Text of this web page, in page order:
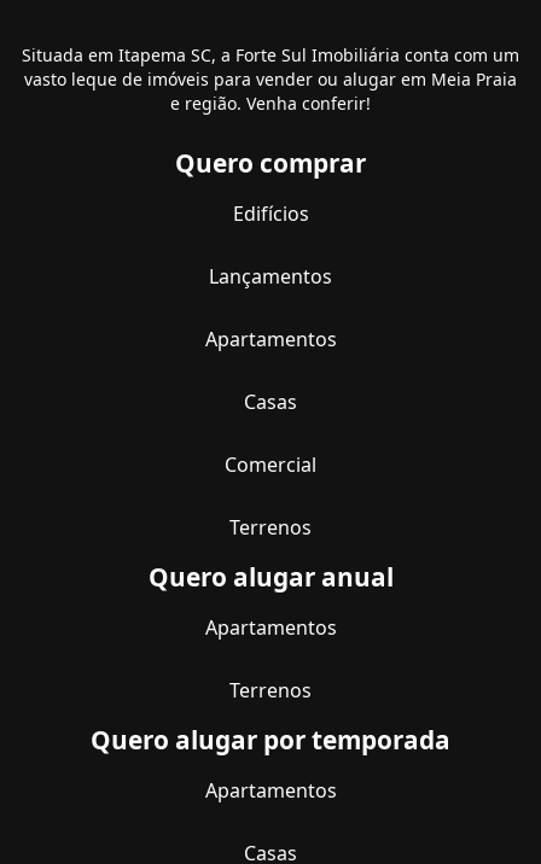
Situada em Itapema SC, a Forte Sul Imobiliária conta com um
vasto leque de imóveis para vender ou alugar em Meia Praia
e região. Venha conferir!
Quero comprar
Edifícios
Lançamentos
Apartamentos
Casas
Comercial
Terrenos
Quero alugar anual
Apartamentos
Terrenos
Quero alugar por temporada
Apartamentos
Casas